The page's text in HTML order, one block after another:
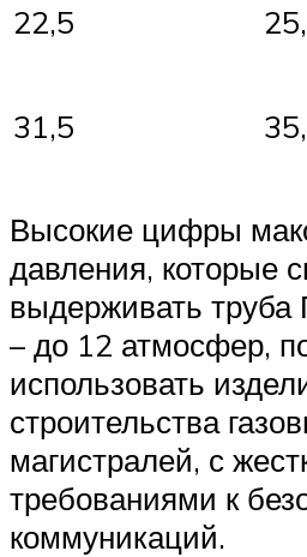
22,5
31,5
Высокие цифры
давления, которые
выдерживать
– до 12 атмосфер,
использовать
строительства
магистралей, с
требованиями к
коммуникаций.